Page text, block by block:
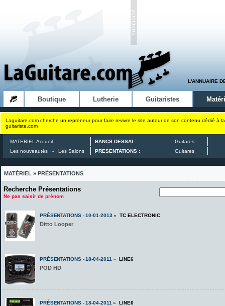
L'ANNUAIRE
Boutique Lutherie Guitaristes
Laguitare.com cherche un repreneur pour faire revivre le site autour de son contenu dédié à
guitariste.com
MATERIEL Accueil BANCS DESSAI :
Guitares
Les nouveautés
- Les Salons PRESENTATIONS : Guitares
MATÉRIEL » PRÉSENTATIONS
Recherche Présentations
Ne pas saisir de prénom
PRÉSENTATIONS - 10-01-2013 » TC ELECTRONIC
Ditto Looper
PRÉSENTATIONS - 18-04-2011 » LINE6
POD HD
PRÉSENTATIONS - 18-04-2011 » LINE6